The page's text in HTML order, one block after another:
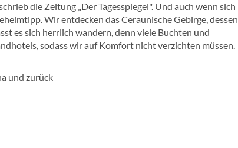
die Zeitung „Der Tagesspiegel". Und auch wenn sich
Wir entdecken das Ceraunische Gebirge, dessen
es sich herrlich wandern, denn viele Buchten und
sodass wir auf Komfort nicht verzichten müssen.
und zurück